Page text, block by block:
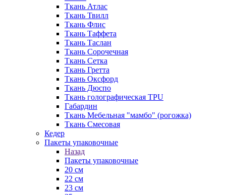
Ткань Атлас
Ткань Твилл
Ткань Флис
Ткань Таффета
Ткань Таслан
Ткань Сорочечная
Ткань Сетка
Ткань Гретта
Ткань Оксфорд
Ткань Дюспо
Ткань голографическая TPU
Габардин
Ткань Мебельная "мамбо" (рогожка)
Ткань Смесовая
Кедер
Пакеты упаковочные
Назад
Пакеты упаковочные
20 см
22 см
23 см